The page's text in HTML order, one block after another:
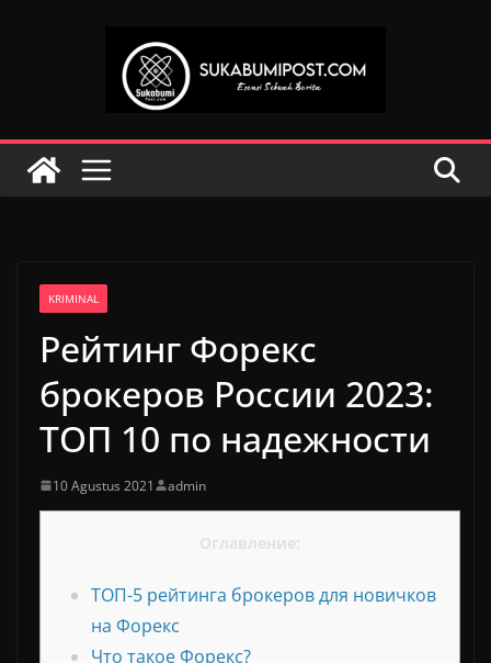
KRIMINAL
Рейтинг Форекс
брокеров России 2023:
ТОП 10 по надежности
10 Agustus 2021 admin
ТОП-5 рейтинга брокеров для новичков
на Форекс
Что такое Форекс?